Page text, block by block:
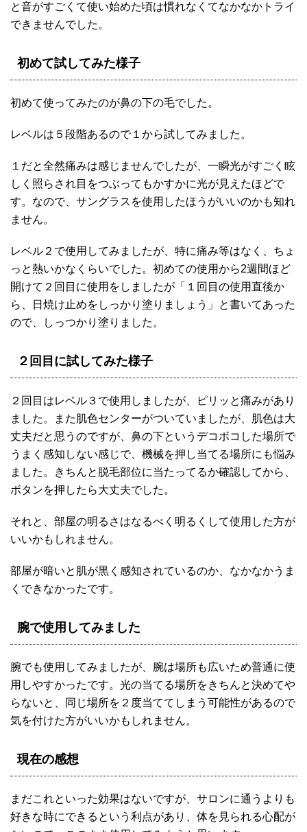
と音がすごくて使い始めた頃は慣れなくてなかなかトライ
できませんでした。
初めて試してみた様子
初めて使ってみたのが鼻の下の毛でした。
レベルは５段階あるので１から試してみました。
１だと全然痛みは感じませんでしたが、一瞬光がすごく眩
しく照らされ目をつぶってもかすかに光が見えたほどで
す。なので、サングラスを使用したほうがいいのかも知れ
ません。
レベル２で使用してみましたが、特に痛み等はなく、ちょ
っと熱いかなくらいでした。初めての使用から2週間ほど
開けて２回目に使用をしましたが「１回目の使用直後か
ら、日焼け止めをしっかり塗りましょう」と書いてあった
ので、しっつかり塗りました。
２回目に試してみた様子
２回目はレベル３で使用しましたが、ピリッと痛みがあり
ました。また肌色センターがついていましたが、肌色は大
丈夫だと思うのですが、鼻の下というデコボコした場所で
うまく感知しない感じで、機械を押し当てる場所にも悩み
ました。きちんと脱毛部位に当たってるか確認してから、
ボタンを押したら大丈夫でした。
それと、部屋の明るさはなるべく明るくして使用した方が
いいかもしれません。
部屋が暗いと肌が黒く感知されているのか、なかなかうま
くできなかったです。
腕で使用してみました
腕でも使用してみましたが、腕は場所も広いため普通に使
用しやすかったです。光の当てる場所をきちんと決めてや
らないと、同じ場所を２度当ててしまう可能性があるので
気を付けた方がいいかもしれません。
現在の感想
まだこれといった効果はないですが、サロンに通うよりも
好きな時にできるという利点があり、体を見られる心配が